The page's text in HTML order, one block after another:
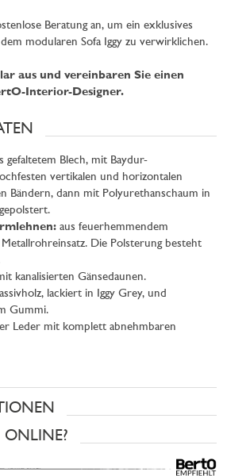
Beratung an, um ein exklusives
modularen Sofa Iggy zu verwirklichen.
aus und vereinbaren Sie einen
Interior-Designer.
gefaltetem Blech, mit Baydur-
vertikalen und horizontalen
Bändern, dann mit Polyurethanschaum in
aus feuerhemmendem
Die Polsterung besteht
kanalisierten Gänsedaunen.
lackiert in Iggy Grey, und
Gummi.
Leder mit komplett abnehmbaren